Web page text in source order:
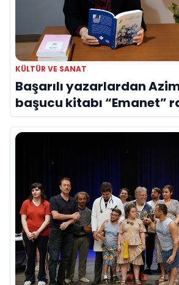
KÜLTÜR VE SANAT
Başarılı yazarlardan
başucu kitabı “Emanet”
yerini aldı